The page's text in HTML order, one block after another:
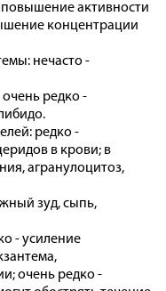
повышение активности
концентрации
нечасто -
редко -
редко -
в крови; в
агранулоцитоз,
зуд, сыпь,
- усиление
очень редко -